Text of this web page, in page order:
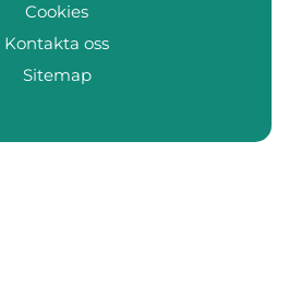
Cookies
Kontakta oss
Sitemap